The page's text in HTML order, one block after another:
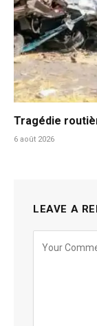
Tragédie
6 août 2026
LEAVE A